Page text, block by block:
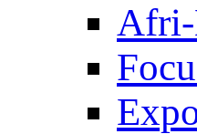
Afri-